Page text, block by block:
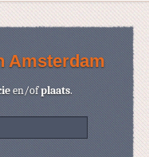
Amsterdam
en/ofplaats.